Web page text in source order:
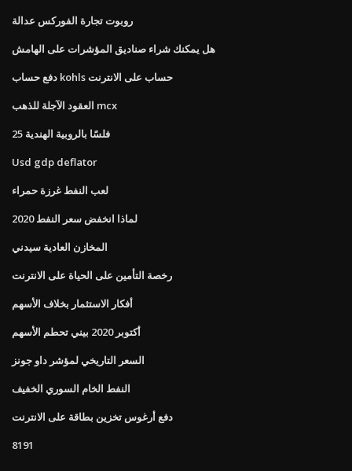
روبوت تجارة الفوركس عدالة
هل يمكنك شراء صناديق المؤشرات على الهامش
دفع حساب kohls حساب على الانترنت
العقود الآجلة للذهب mcx
25 فلسًا بالروبية الهندية
Usd gdp deflator
لعب النفط غرزة حمراء
لماذا انخفض سعر النفط 2020
المخازن العادية سيدني
رخصة التأمين على الحياة على الانترنت
أفكار الاستثمار بخلاف الأسهم
أكتوبر 2020 بيني تحطم الأسهم
السعر التاريخي لمؤشر داو جونز
النفط الخام السوري الخفيف
دفع أرغوس تخزين بطاقة على الانترنت
8191